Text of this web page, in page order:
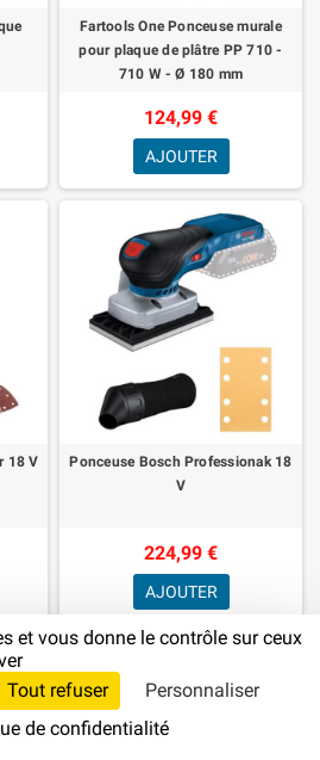
Fartools One Ponceuse murale
pour plaque de plâtre PP 710 -
710 W - Ø 180 mm
124,99 €
AJOUTER
18 V
Ponceuse Bosch Professionak 18
V
224,99 €
AJOUTER
et vous donne le contrôle sur ceux
Tout refuser
Personnaliser
de confidentialité